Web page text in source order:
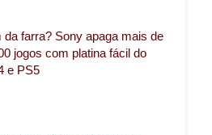
da farra? Sony apaga mais de
jogos com platina fácil do
e PS5